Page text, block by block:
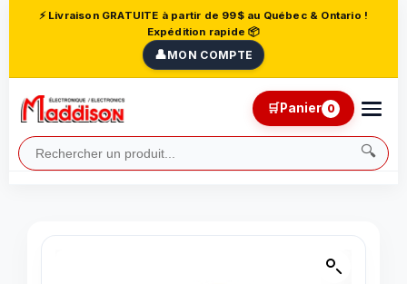
⚡ Livraison GRATUITE à partir de 99$ au Québec & Ontario !
Expédition rapide 📦
👤MON COMPTE
🔍
🛒Panier 0